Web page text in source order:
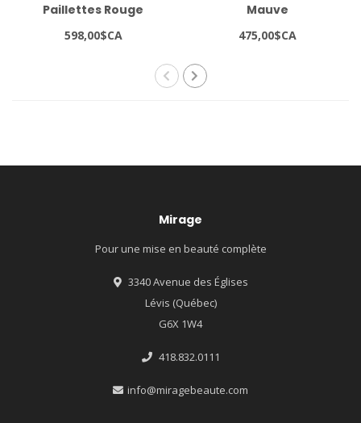
Paillettes Rouge
598,00$CA
Mauve
475,00$CA
Mirage
Pour une mise en beauté complète
3340 Avenue des Églises
Lévis (Québec)
G6X 1W4
418.832.0111
info@miragebeaute.com